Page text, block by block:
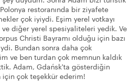
restoranında bir ziyafete
çok iyiydi. Eşim yerel votkayı
diğer yerel spesiyaliteleri yedik. Ve
Christi Bayramı olduğu için bazı
Bundan sonra daha çok
ve ben turdan çok memnun kaldık
Adam, Gdańsk'ta gösterdiğin
için çok teşekkür ederim!